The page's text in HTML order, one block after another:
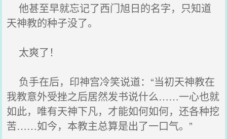
他甚至早就忘记了西门旭日的名字，只知道
天神教的种子没了。
太爽了！
负手在后，印神宫冷笑说道：“当初天神教在
我教意外受挫之后居然发书说什么……一心也就
如此，唯有天神下凡，才能如何如何，还各种挖
苦……如今，本教主总算是出了一口气。”